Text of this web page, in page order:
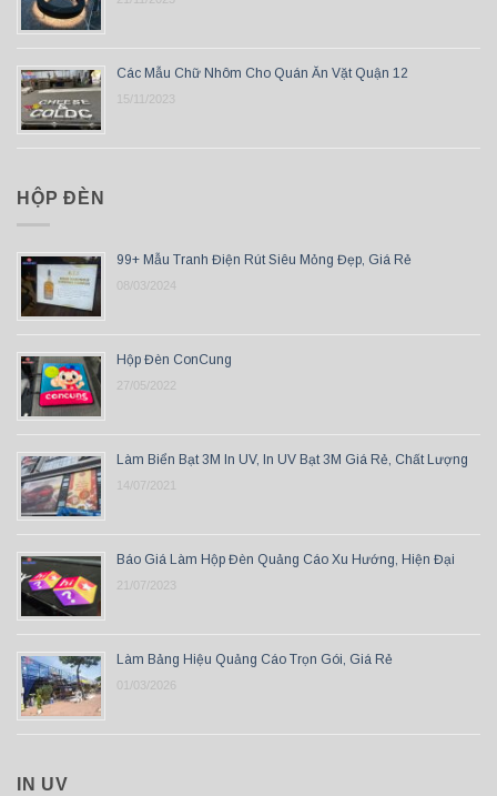
Các Mẫu Chữ Nhôm Cho Quán Ăn Vặt Quận 12
15/11/2023
HỘP ĐÈN
99+ Mẫu Tranh Điện Rút Siêu Mỏng Đẹp, Giá Rẻ
08/03/2024
Hộp Đèn ConCung
27/05/2022
Làm Biển Bạt 3M In UV, In UV Bạt 3M Giá Rẻ, Chất Lượng
14/07/2021
Báo Giá Làm Hộp Đèn Quảng Cáo Xu Hướng, Hiện Đại
21/07/2023
Làm Bảng Hiệu Quảng Cáo Trọn Gói, Giá Rẻ
01/03/2026
IN UV